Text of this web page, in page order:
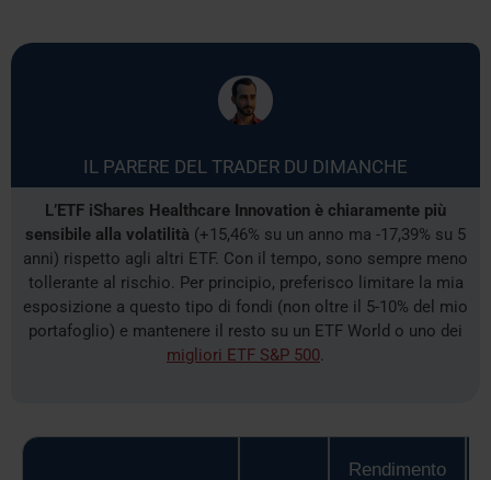
IL PARERE DEL TRADER DU DIMANCHE
L’ETF iShares Healthcare Innovation è chiaramente più
sensibile alla volatilità (+15,46% su un anno ma -17,39% su 5
anni) rispetto agli altri ETF. Con il tempo, sono sempre meno
tollerante al rischio. Per principio, preferisco limitare la mia
esposizione a questo tipo di fondi (non oltre il 5-10% del mio
portafoglio) e mantenere il resto su un ETF World o uno dei
migliori ETF S&P 500.
Rendimento